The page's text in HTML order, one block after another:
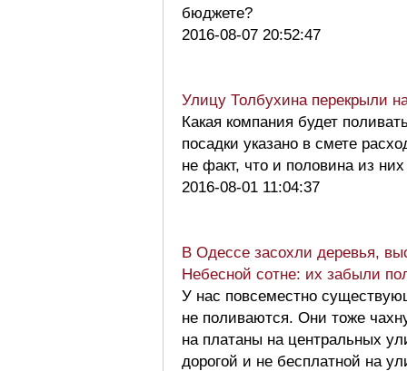
бюджете?
2016-08-07 20:52:47
Улицу Толбухина перекрыли
Какая компания будет
посадки указано в смете
не факт, что и половина из
2016-08-01 11:04:37
В Одессе засохли деревья,
Небесной сотне: их забыли
У нас повсеместно
не поливаются. Они тоже
на платаны на центральных
дорогой и не бесплатной на